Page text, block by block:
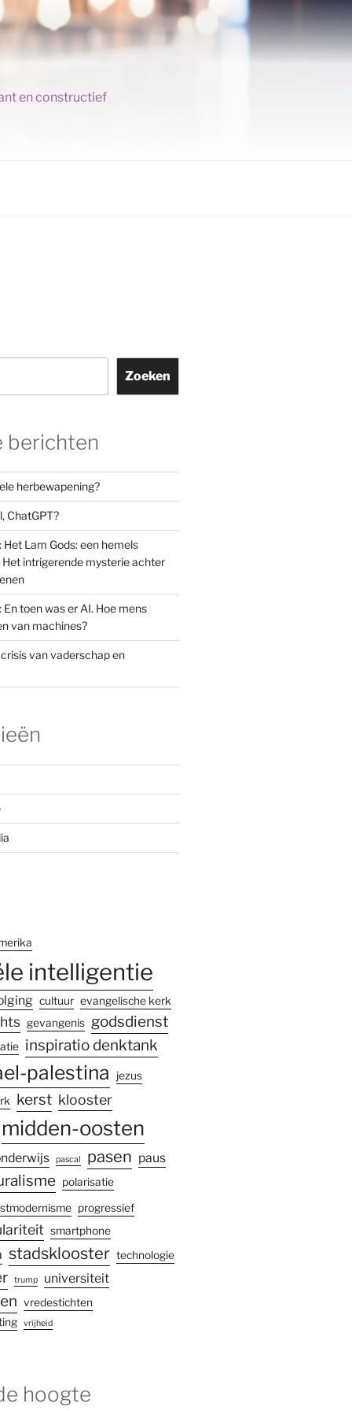
en constructief
Zoeken
berichten
herbewapening?
ChatGPT?
Lam Gods: een hemels
intrigerende mysterie achter
toen was er AI. Hoe mens
van machines?
crisis van vaderschap en
intelligentie
cultuur evangelische kerk
gevangenis godsdienst
inspiratio denktank
palestina
jezus
kerst klooster
midden-oosten
pascal pasen paus
polarisatie
progressief
smartphone
stadsklooster technologie
trump universiteit
vredestichten
vrijheid
hoogte